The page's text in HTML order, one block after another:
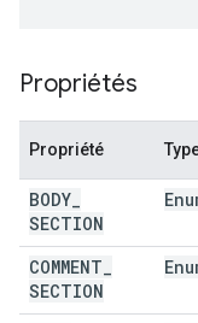
Propriétés
Propriété
BODY
SECTION
COMMENT
SECTION